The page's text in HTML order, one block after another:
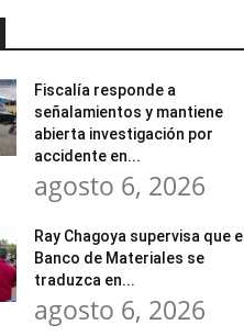
Fiscalía responde a
señalamientos y mantiene
abierta investigación por
accidente en...
agosto 6, 2026
Ray Chagoya supervisa que el
Banco de Materiales se
traduzca en...
agosto 6, 2026